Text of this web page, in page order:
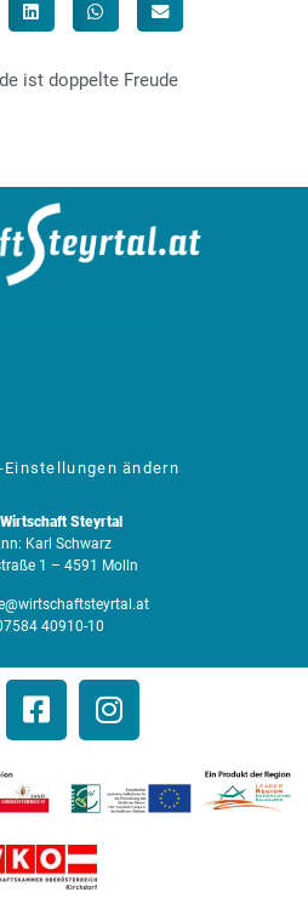
ist doppelte Freude
ändern
Steyrtal
Karl Schwarz
1 – 4591 Molln
40910-10